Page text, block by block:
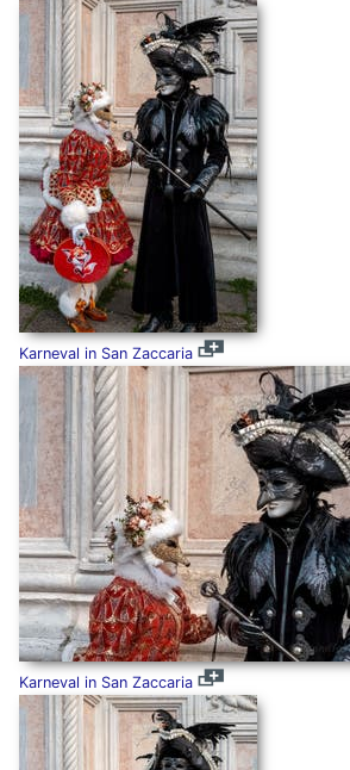
Karneval in San Zaccaria
Karneval in San Zaccaria